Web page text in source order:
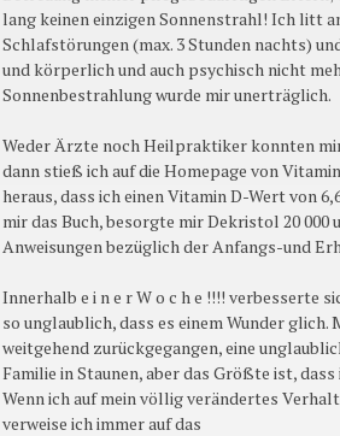
lang keinen einzigen Sonnenstrahl! Ich litt
Schlafstörungen (max. 3 Stunden nachts)
und körperlich und auch psychisch nicht
Sonnenbestrahlung wurde mir unerträglich.
Weder Ärzte noch Heilpraktiker konnten
dann stieß ich auf die Homepage von
heraus, dass ich einen Vitamin D-Wert von
mir das Buch, besorgte mir Dekristol 20 000
Anweisungen bezüglich der Anfangs-und
Innerhalb e i n e r W o c h e !!!! verbesserte
so unglaublich, dass es einem Wunder glich.
weitgehend zurückgegangen, eine
Familie in Staunen, aber das Größte ist,
Wenn ich auf mein völlig verändertes
verweise ich immer auf das